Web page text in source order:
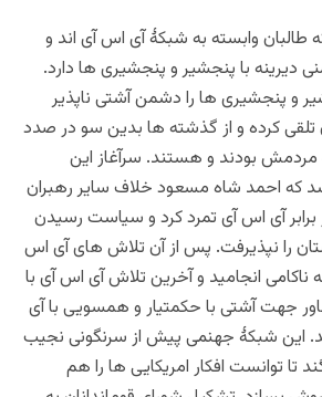
طالبان وابسته به شبکۀ آی اس آی اند و
دیرینه با پنجشیر و پنجشیری ها دارد.
و پنجشیری ها را دشمن آشتی ناپذیر
تلقی کرده و از گذشته ها بدین سو در صدد
بودند و هستند. سرآغاز این
که احمد شاه مسعود خلاف سایر رهبران
آی اس آی تمرد کرد و سیاست رسیدن
را نپذیرفت. پس از آن تلاش های آی اس
انجامید و آخرین تلاش آی اس آی با
جهت آشتی با حکمتیار و همسویی با آی
این شبکۀ جهنمی پیش از سرنگونی نجيب
تا توانست افکار امریکایی ها را هم